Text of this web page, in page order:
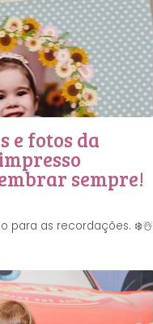
e fotos da
sempre!
para as recordações. ❄️☃️